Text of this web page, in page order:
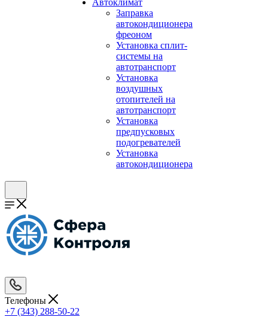
Автоклимат
Заправка
автокондиционера
фреоном
Установка сплит-
системы на
автотранспорт
Установка
воздушных
отопителей на
автотранспорт
Установка
предпусковых
подогревателей
Установка
автокондиционера
Телефоны
+7 (343) 288-50-22